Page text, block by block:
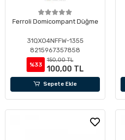
Ferroli Domicompant Düğme
31QXO4NFFW-1355
8215967357858
%33
150,00 TL
100,00 TL
Sepete Ekle